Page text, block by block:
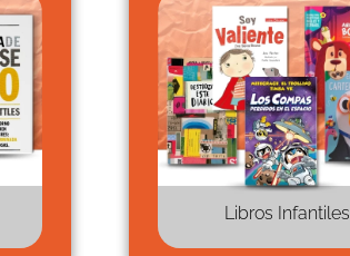
Libros Infantiles